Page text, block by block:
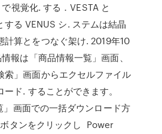
視覚化. する．VESTA と
る VENUS シ. ステムは結晶
計算とをつなぐ架け. 2019年10
報は「商品情報一覧」画面、
索」画面からエクセルファイル
ド. することができます。
」画面での一括ダウンロード方
タンをクリックし Power